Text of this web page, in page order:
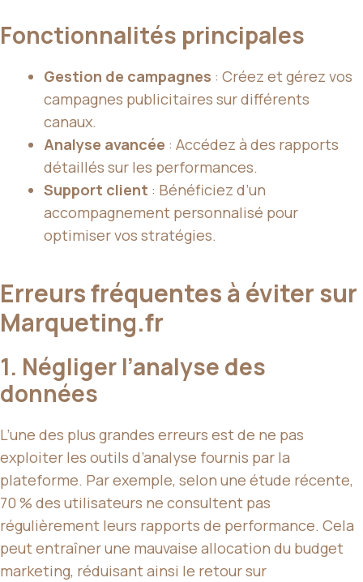
Fonctionnalités principales
Gestion de campagnes : Créez et gérez vos
campagnes publicitaires sur différents
canaux.
Analyse avancée : Accédez à des rapports
détaillés sur les performances.
Support client : Bénéficiez d’un
accompagnement personnalisé pour
optimiser vos stratégies.
Erreurs fréquentes à éviter sur
Marqueting.fr
1. Négliger l’analyse des
données
L’une des plus grandes erreurs est de ne pas
exploiter les outils d’analyse fournis par la
plateforme. Par exemple, selon une étude récente,
70 % des utilisateurs ne consultent pas
régulièrement leurs rapports de performance. Cela
peut entraîner une mauvaise allocation du budget
marketing, réduisant ainsi le retour sur